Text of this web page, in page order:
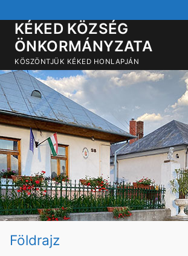
a
tartalomra
KÉKED KÖZSÉG
ÖNKORMÁNYZATA
KÖSZÖNTJÜK KÉKED HONLAPJÁN
Keresése:
Földrajz